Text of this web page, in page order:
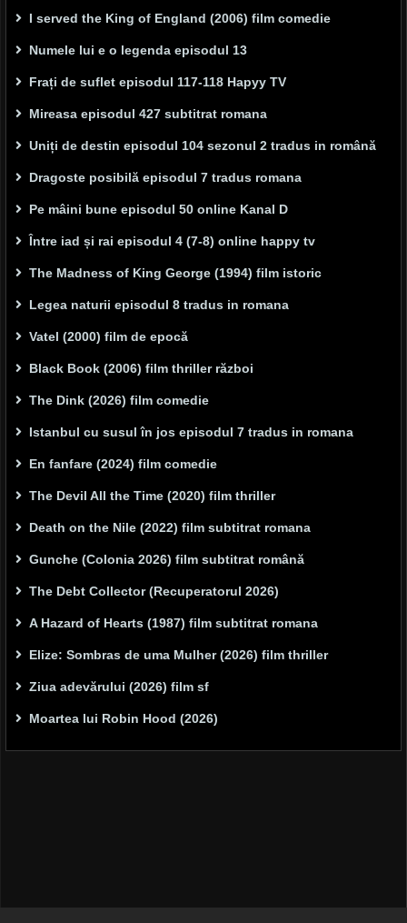
I served the King of England (2006) film comedie
Numele lui e o legenda episodul 13
Frați de suflet episodul 117-118 Hapyy TV
Mireasa episodul 427 subtitrat romana
Uniți de destin episodul 104 sezonul 2 tradus in română
Dragoste posibilă episodul 7 tradus romana
Pe mâini bune episodul 50 online Kanal D
Între iad și rai episodul 4 (7-8) online happy tv
The Madness of King George (1994) film istoric
Legea naturii episodul 8 tradus in romana
Vatel (2000) film de epocă
Black Book (2006) film thriller război
The Dink (2026) film comedie
Istanbul cu susul în jos episodul 7 tradus in romana
En fanfare (2024) film comedie
The Devil All the Time (2020) film thriller
Death on the Nile (2022) film subtitrat romana
Gunche (Colonia 2026) film subtitrat română
The Debt Collector (Recuperatorul 2026)
A Hazard of Hearts (1987) film subtitrat romana
Elize: Sombras de uma Mulher (2026) film thriller
Ziua adevărului (2026) film sf
Moartea lui Robin Hood (2026)